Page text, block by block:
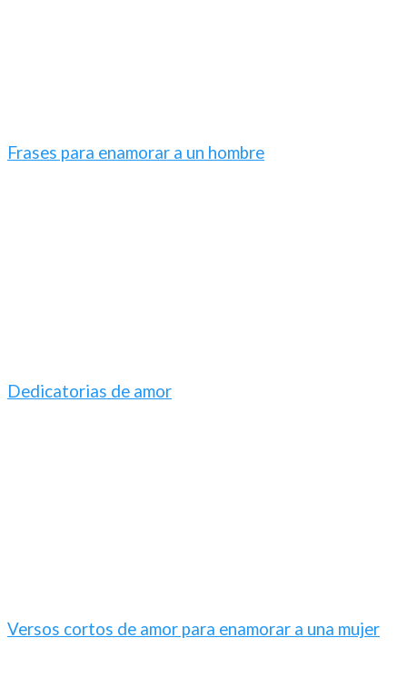
Frases para enamorar a un hombre
Dedicatorias de amor
Versos cortos de amor para enamorar a una mujer